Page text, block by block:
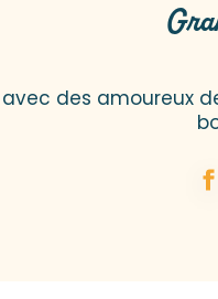
des amoureux